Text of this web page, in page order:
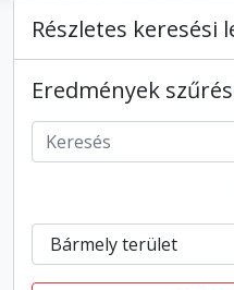
Részletes keresési
Eredmények